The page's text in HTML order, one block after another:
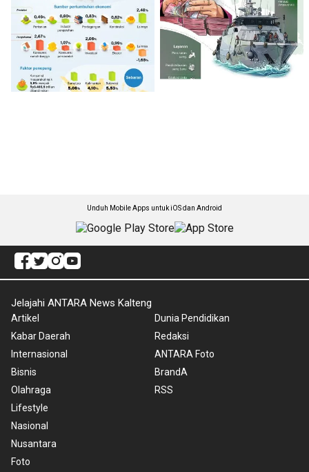
Unduh Mobile Apps untuk iOS dan Android
Jelajahi ANTARA News Kalteng
Artikel
Kabar Daerah
Internasional
Bisnis
Olahraga
Lifestyle
Nasional
Nusantara
Foto
Dunia Pendidikan
Redaksi
ANTARA Foto
BrandA
RSS